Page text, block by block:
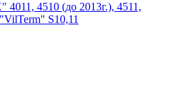
4510 (до 2013г.), 4511,
S10,11